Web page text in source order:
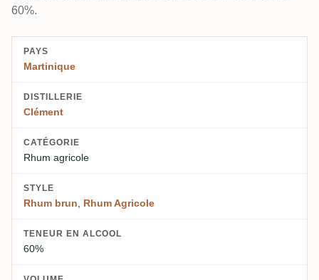
60%.
PAYS
Martinique
DISTILLERIE
Clément
CATÉGORIE
Rhum agricole
STYLE
Rhum brun, Rhum Agricole
TENEUR EN ALCOOL
60%